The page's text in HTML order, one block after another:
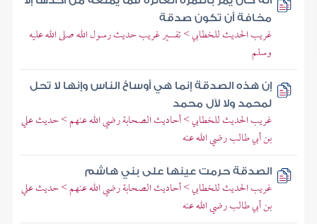
مخافة أن تكون صدقة
غريب الحديث للخطابي > تفسير غريب حديث رسول الله صلى الله عليه
وسلم
إن هذه الصدقة إنما هي أوساخ الناس وإنها لا تحل
لمحمد ولا لآل محمد
غريب الحديث للخطابي > أحاديث الصحابة رضي الله عنهم > حديث علي
بن أبي طالب رضي الله عنه
الصدقة حرمت عينها على بني هاشم
غريب الحديث للخطابي > أحاديث الصحابة رضي الله عنهم > حديث علي
بن أبي طالب رضي الله عنه